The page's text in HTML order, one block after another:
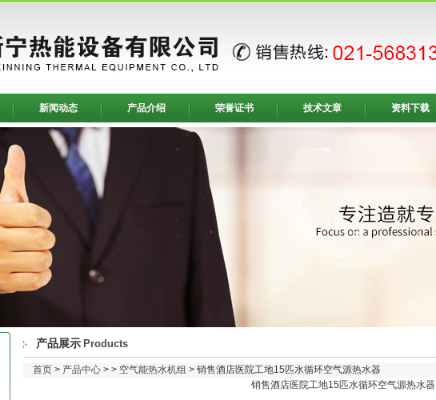
新闻动态 产品介绍 荣誉证书 技术文章 资料下载
产品展示 Products
首页 > 产品中心 > > 空气能热水机组 > 销售酒店医院工地15匹水循环空气源热水器
销售酒店医院工地15匹水循环空气源热水器